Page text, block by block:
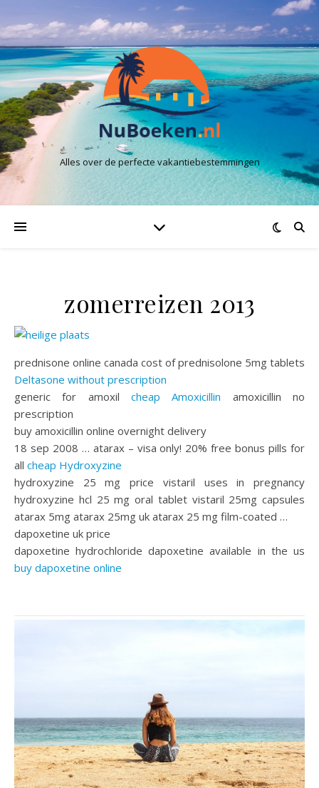
Alles over de perfecte vakantiebestemmingen
zomerreizen 2013
prednisone online canada cost of prednisolone 5mg tablets
Deltasone without prescription
generic for amoxil cheap Amoxicillin amoxicillin no
prescription
buy amoxicillin online overnight delivery
18 sep 2008 … atarax – visa only! 20% free bonus pills for
all cheap Hydroxyzine
hydroxyzine 25 mg price vistaril uses in pregnancy
hydroxyzine hcl 25 mg oral tablet vistaril 25mg capsules
atarax 5mg atarax 25mg uk atarax 25 mg film-coated …
dapoxetine uk price
dapoxetine hydrochloride dapoxetine available in the us
buy dapoxetine online